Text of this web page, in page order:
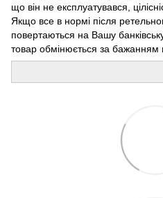
що він не експлуатувався,
Якщо все в нормі після
повертаються на Вашу
товар обмінюється за бажанням